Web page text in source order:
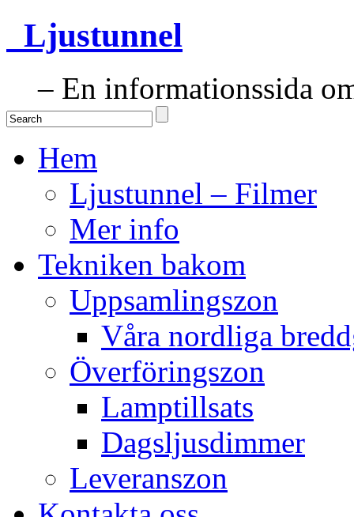
Ljustunnel
– En informationssida
Hem
Ljustunnel – Filmer
Mer info
Tekniken bakom
Uppsamlingszon
Våra nordliga
Överföringszon
Lamptillsats
Dagsljusdimmer
Leveranszon